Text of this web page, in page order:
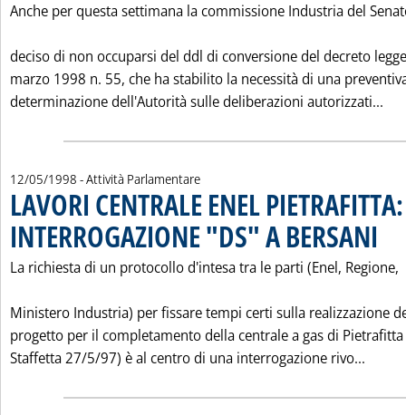
Anche per questa settimana la commissione Industria del
deciso di non occuparsi del ddl di conversione del decreto
marzo 1998 n. 55, che ha stabilito la necessità di una
determinazione dell'Autorità sulle deliberazioni autorizzati...
12/05/1998 - Attività Parlamentare
LAVORI CENTRALE ENEL PIETRAFITTA:
INTERROGAZIONE "DS" A BERSANI
La richiesta di un protocollo d'intesa tra le parti (Enel, Regione,
Ministero Industria) per fissare tempi certi sulla realizzazione
progetto per il completamento della centrale a gas di Pietrafitta
Staffetta 27/5/97) è al centro di una interrogazione rivo...